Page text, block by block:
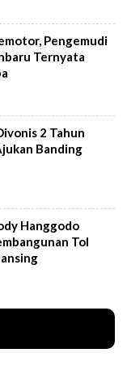
Pengemudi
Ternyata
2 Tahun
Banding
Hanggodo
Tol